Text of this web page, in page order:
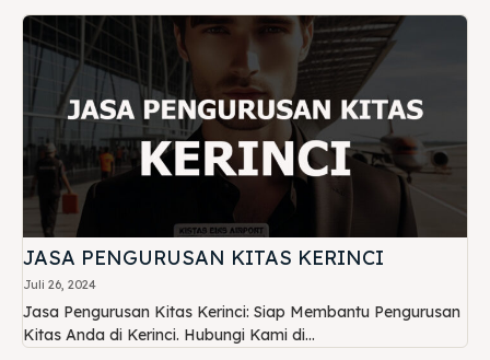
JASA PENGURUSAN KITAS KERINCI
Juli 26, 2024
Jasa Pengurusan Kitas Kerinci: Siap Membantu Pengurusan
Kitas Anda di Kerinci. Hubungi Kami di...